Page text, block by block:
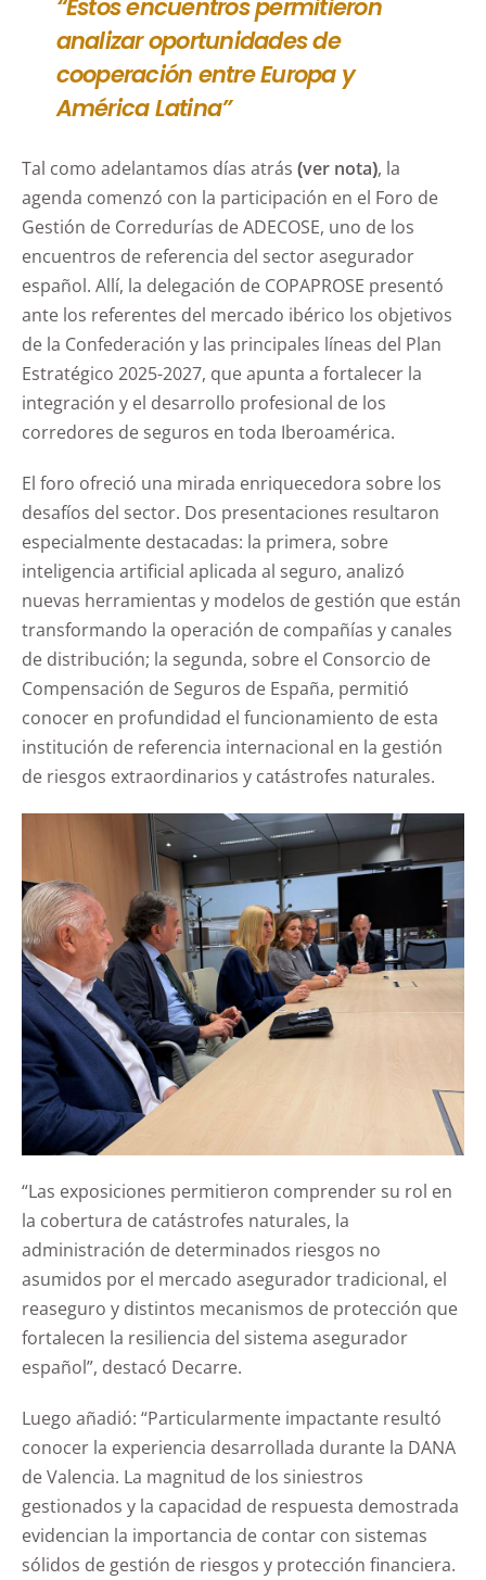
“Estos encuentros permitieron
analizar oportunidades de
cooperación entre Europa y
América Latina”
Tal como adelantamos días atrás (ver nota), la
agenda comenzó con la participación en el Foro de
Gestión de Corredurías de ADECOSE, uno de los
encuentros de referencia del sector asegurador
español. Allí, la delegación de COPAPROSE presentó
ante los referentes del mercado ibérico los objetivos
de la Confederación y las principales líneas del Plan
Estratégico 2025-2027, que apunta a fortalecer la
integración y el desarrollo profesional de los
corredores de seguros en toda Iberoamérica.
El foro ofreció una mirada enriquecedora sobre los
desafíos del sector. Dos presentaciones resultaron
especialmente destacadas: la primera, sobre
inteligencia artificial aplicada al seguro, analizó
nuevas herramientas y modelos de gestión que están
transformando la operación de compañías y canales
de distribución; la segunda, sobre el Consorcio de
Compensación de Seguros de España, permitió
conocer en profundidad el funcionamiento de esta
institución de referencia internacional en la gestión
de riesgos extraordinarios y catástrofes naturales.
“Las exposiciones permitieron comprender su rol en
la cobertura de catástrofes naturales, la
administración de determinados riesgos no
asumidos por el mercado asegurador tradicional, el
reaseguro y distintos mecanismos de protección que
fortalecen la resiliencia del sistema asegurador
español”, destacó Decarre.
Luego añadió: “Particularmente impactante resultó
conocer la experiencia desarrollada durante la DANA
de Valencia. La magnitud de los siniestros
gestionados y la capacidad de respuesta demostrada
evidencian la importancia de contar con sistemas
sólidos de gestión de riesgos y protección financiera.